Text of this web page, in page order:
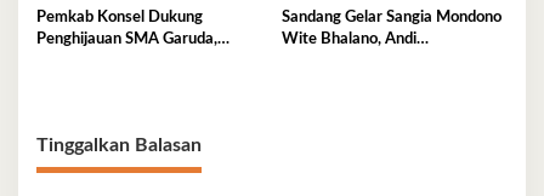
Perkuat Persatuan
Pemkab Konsel Dukung
Penghijauan SMA Garuda,
Sandang Gelar Sangia Mondono
Wite Bhalano, Andi
Tinggalkan Balasan